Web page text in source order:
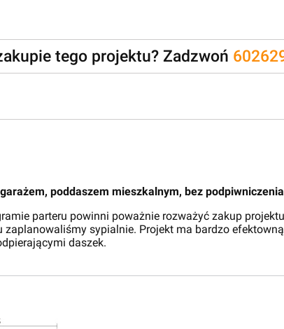
tego projektu? Zadzwoń
poddaszem mieszkalnym, bez
parteru powinni poważnie rozważyć zakup
sypialnie. Projekt ma bardzo
daszek.